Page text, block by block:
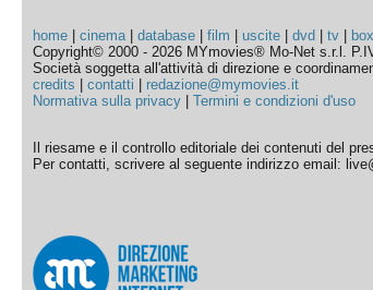
home |cinema|database |film |uscite |dvd |tv
Copyright© 2000 - 2026 MYmovies® Mo-Net s.r.l.
Società soggetta all'attività di direzione e
credits |contatti
redazione@mymovies.it
Normativa sulla privacy |Termini e condizioni d'uso
Il riesame e il controllo editoriale dei contenuti del
Per contatti, scrivere al seguente indirizzo email: